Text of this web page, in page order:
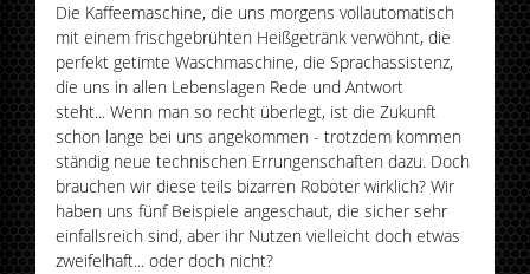
Die Kaffeemaschine, die uns morgens vollautomatisch
mit einem frischgebrühten Heißgetränk verwöhnt, die
perfekt getimte Waschmaschine, die Sprachassistenz,
die uns in allen Lebenslagen Rede und Antwort
steht... Wenn man so recht überlegt, ist die Zukunft
schon lange bei uns angekommen - trotzdem kommen
ständig neue technischen Errungenschaften dazu. Doch
brauchen wir diese teils bizarren Roboter wirklich? Wir
haben uns fünf Beispiele angeschaut, die sicher sehr
einfallsreich sind, aber ihr Nutzen vielleicht doch etwas
zweifelhaft... oder doch nicht?